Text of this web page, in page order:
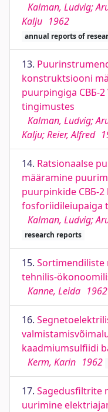
Kalman, Ludvig;
Kalju 1962
annual reports of
13.
konstruktsiooni
puurpingiga СВБ-2
tingimustes
Kalman, Ludvig;
Kalju; Reier, Alfred
14. Ratsionaalse
määramine
puurpinkide СВБ-2
fosforiidileiupaiga
Kalman, Ludvig;
research reports
15.
tehnilis-
Kanne, Leida 1962
16.
kaadmiumsulfiidi
Kerm, Karin 1962
17. Sagedusfiltrite
uurimine